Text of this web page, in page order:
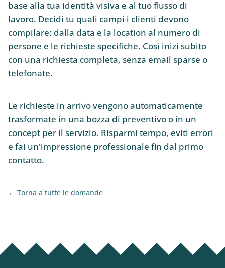
base alla tua identità visiva e al tuo flusso di
lavoro. Decidi tu quali campi i clienti devono
compilare: dalla data e la location al numero di
persone e le richieste specifiche. Così inizi subito
con una richiesta completa, senza email sparse o
telefonate.
Le richieste in arrivo vengono automaticamente
trasformate in una bozza di preventivo o in un
concept per il servizio. Risparmi tempo, eviti errori
e fai un'impressione professionale fin dal primo
contatto.
Torna a tutte le domande